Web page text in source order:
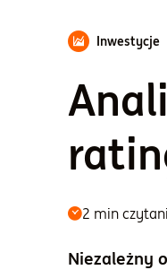
Inwestycje
2 min
Niezależny